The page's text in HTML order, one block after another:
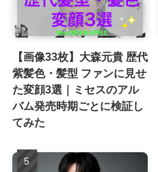
【画像33枚】大森元貴 歴代
紫髪色・髪型 ファンに見せ
た変顔3選｜ミセスのアル
バム発売時期ごとに検証し
てみた